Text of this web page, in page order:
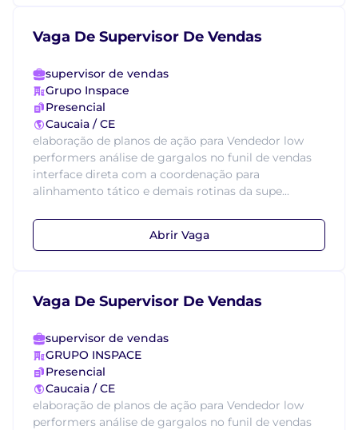
Vaga De Supervisor De Vendas
supervisor de vendas
Grupo Inspace
Presencial
Caucaia / CE
elaboração de planos de ação para Vendedor low
performers análise de gargalos no funil de vendas
interface direta com a coordenação para
alinhamento tático e demais rotinas da supe...
Abrir Vaga
Vaga De Supervisor De Vendas
supervisor de vendas
GRUPO INSPACE
Presencial
Caucaia / CE
elaboração de planos de ação para Vendedor low
performers análise de gargalos no funil de vendas